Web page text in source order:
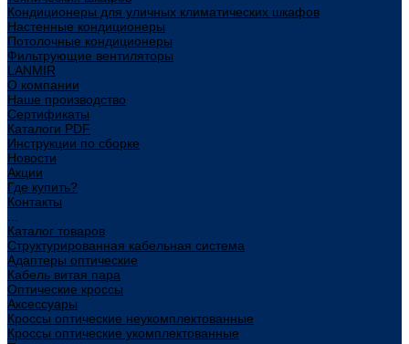
Кондиционеры для уличных климатических шкафов
Настенные кондиционеры
Потолочные кондиционеры
Фильтрующие вентиляторы
LANMIR
О компании
Наше производство
Сертификаты
Каталоги PDF
Инструкции по сборке
Новости
Акции
Где купить?
Контакты
Каталог товаров
Структурированная кабельная система
Адаптеры оптические
Кабель витая пара
Оптические кроссы
Аксессуары
Кроссы оптические неукомплектованные
Кроссы оптические укомплектованные